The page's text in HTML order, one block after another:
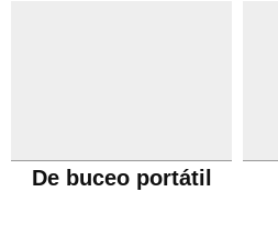
De buceo portátil